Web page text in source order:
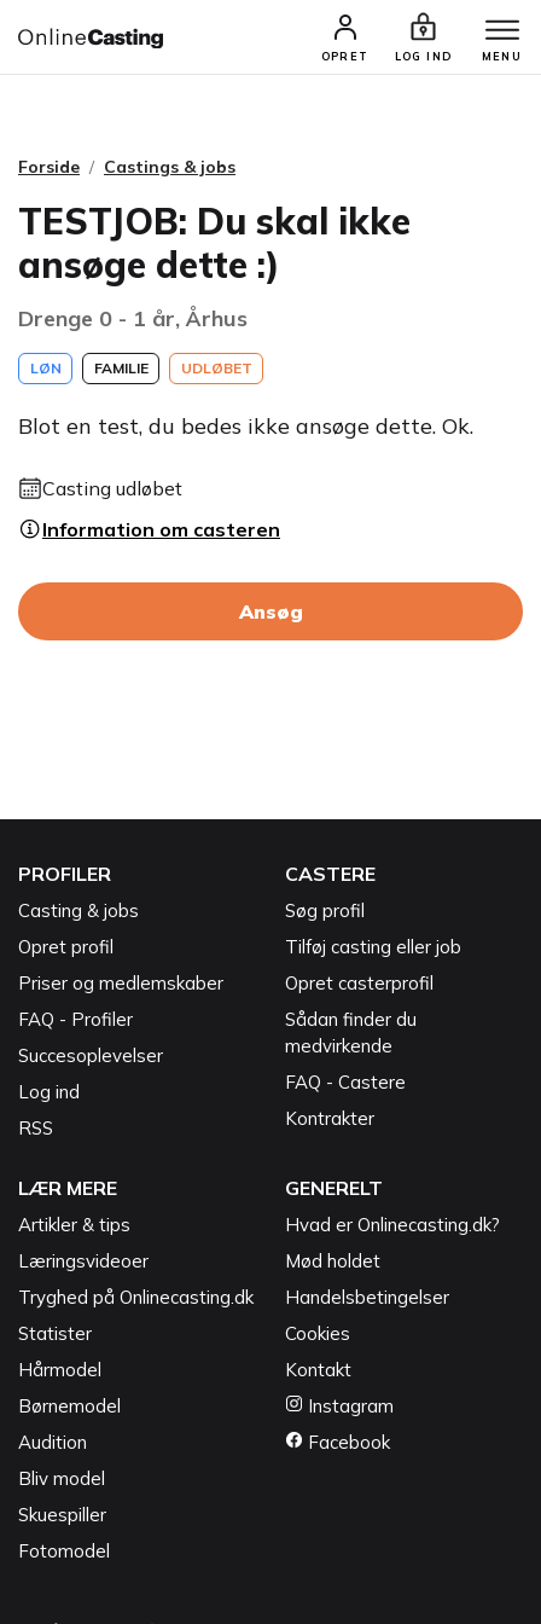
OPRET LOG IND MENU
CASTINGS & JOBS SØG PROFIL
Forside Castings & jobs
TESTJOB: Du skal ikke
ansøge dette :)
Drenge 0 - 1 år, Århus
LØN FAMILIE UDLØBET
Blot en test, du bedes ikke ansøge dette. Ok.
Casting udløbet
Information om casteren
Ansøg
PROFILER
Casting & jobs
Opret profil
Priser og medlemskaber
FAQ - Profiler
Succesoplevelser
Log ind
RSS
CASTERE
Søg profil
Tilføj casting eller job
Opret casterprofil
Sådan finder du
medvirkende
FAQ - Castere
Kontrakter
LÆR MERE
Artikler & tips
Læringsvideoer
Tryghed på Onlinecasting.dk
Statister
Hårmodel
Børnemodel
Audition
Bliv model
Skuespiller
Fotomodel
GENERELT
Hvad er Onlinecasting.dk?
Mød holdet
Handelsbetingelser
Cookies
Kontakt
Instagram
Facebook